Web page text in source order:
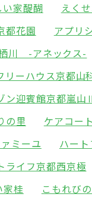
い家醍醐 えく
都花園
アプリ
川 -アネックス-
リーハウス京都山
ン迎賓館京都嵐山Ⅱ
の里 ケアコー
ミーユ
ハー
ライフ京都西京極
家桂 こもれび